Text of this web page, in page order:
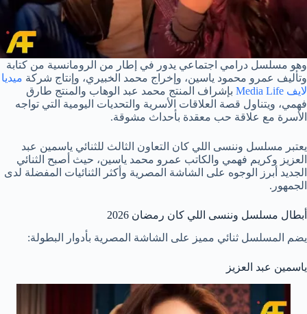
وهو مسلسل درامي اجتماعي يدور في إطار من الرومانسية من كتابة
وتأليف عمرو محمود ياسين، وإخراج محمد الخبيري، وإنتاج شركة ميديا
لايف Media Life
بإشراف المنتج محمد عبد الوهاب والمنتج طارق
فهمي، ويتناول قصة العلاقات الأسرية والتحديات اليومية التي تواجه
الأسرة مع علاقة حب معقدة بأحداث مشوقة.
يعتبر مسلسل وننسى اللي كان التعاون الثالث للثنائي ياسمين عبد
العزيز وكريم فهمي والكاتب عمرو محمد ياسين، حيث أصبح الثنائي
الجديد أبرز الوجوه على الشاشة المصرية وأكثر الثنائيات المفضلة لدى
الجمهور.
أبطال مسلسل وننسى اللي كان رمضان 2026
يضم المسلسل ثنائي مميز على الشاشة المصرية بأدوار البطولة:
ياسمين عبد العزيز